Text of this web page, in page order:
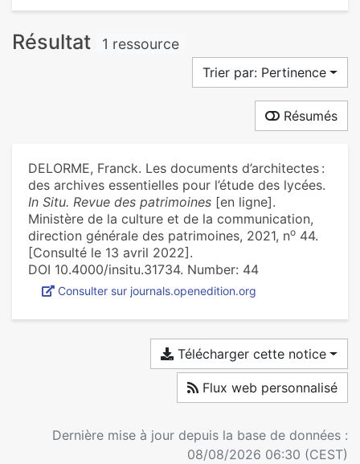
Résultat 1 ressource
Trier par: Pertinence
Résumés
DELORME, Franck. Les documents d’architectes :
des archives essentielles pour l’étude des lycées.
In Situ. Revue des patrimoines [en ligne].
Ministère de la culture et de la communication,
direction générale des patrimoines, 2021, no 44.
[Consulté le 13 avril 2022].
DOI 10.4000/insitu.31734. Number: 44
Consulter sur journals.openedition.org
Télécharger cette notice
Flux web personnalisé
Dernière mise à jour depuis la base de données :
08/08/2026 06:30 (CEST)